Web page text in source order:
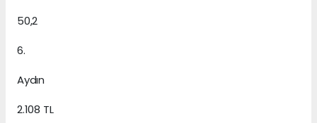
50,2
6.
Aydın
2.108 TL